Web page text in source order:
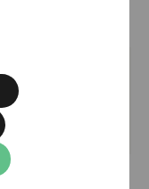
Boelarestraat